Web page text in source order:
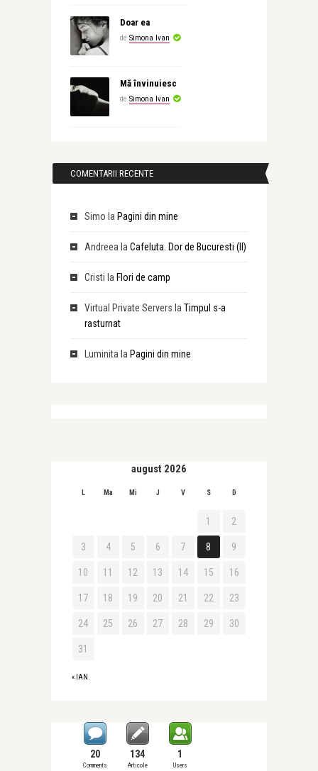
Doar ea
de Simona Ivan
Mă învinuiesc
de Simona Ivan
COMENTARII RECENTE
Simo la Pagini din mine
Andreea la Cafeluta. Dor de Bucuresti (II)
Cristi la Flori de camp
Virtual Private Servers la Timpul s-a
rasturnat
Luminita la Pagini din mine
august 2026
L Ma Mi J V S D
« IAN.
1 2
3 4 5 6 7 8 9
10 11 12 13 14 15 16
17 18 19 20 21 22 23
24 25 26 27 28 29 30
31
20
Comments
134
Articole
1
Users